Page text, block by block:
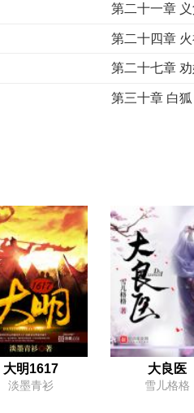
第二十一章 义
第二十四章 火
第二十七章 劝
第三十章 白狐
第四十二章 还
第四十五章
第四十八章
第五十一章 另
第五十四章 龙
第五十七章
大明1617
淡墨青衫
大良医
雪儿格格